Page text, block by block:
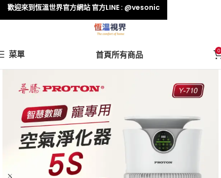
菜單 首頁所有商品 0
歡迎來到恆溫世界官方網站 官方LINE : @vesonic